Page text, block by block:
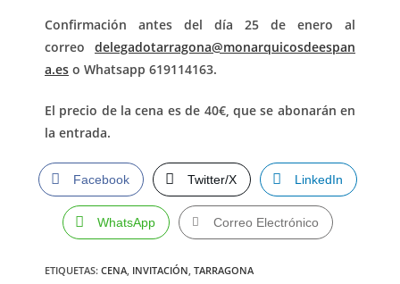
Confirmación antes del día 25 de enero al
correo delegadotarragona@monarquicosdeespan
a.es o Whatsapp 619114163.
El precio de la cena es de 40€, que se abonarán en
la entrada.
Facebook Twitter/X LinkedIn
WhatsApp Correo Electrónico
ETIQUETAS: CENA, INVITACIÓN, TARRAGONA